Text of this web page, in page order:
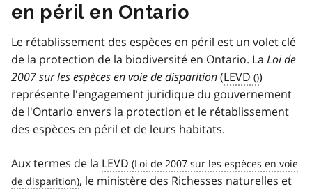
en péril en Ontario
Le rétablissement des espèces en péril est un volet clé
de la protection de la biodiversité en Ontario. La Loi de
2007 sur les espèces en voie de disparition(LEVD )
représente l'engagement juridique du gouvernement
de l'Ontario envers la protection et le rétablissement
des espèces en péril et de leurs habitats.
Aux termes de la LEVD
, le ministère des Richesses naturelles et